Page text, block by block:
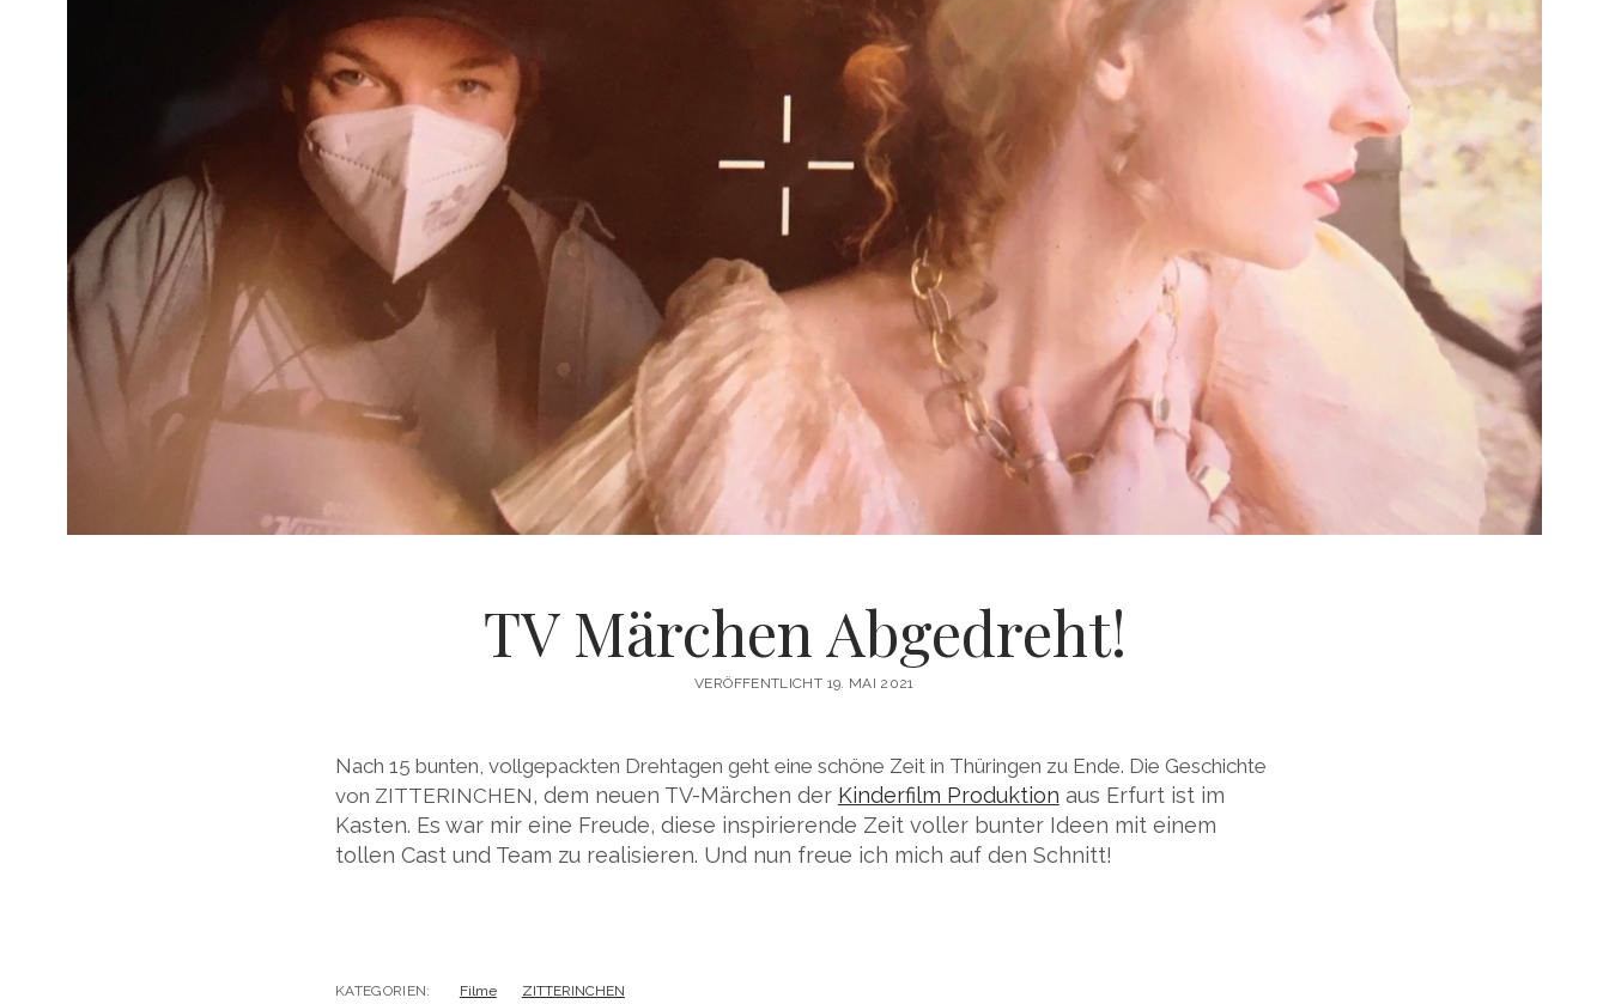
TV Märchen Abgedreht!
VERÖFFENTLICHT 19. MAI 2021
Nach 15 bunten, vollgepackten Drehtagen geht eine schöne Zeit in Thüringen zu Ende. Die Geschichte
von ZITTERINCHEN, dem neuen TV-Märchen der Kinderfilm Produktion aus Erfurt ist im
Kasten. Es war mir eine Freude, diese inspirierende Zeit voller bunter Ideen mit einem
tollen Cast und Team zu realisieren. Und nun freue ich mich auf den Schnitt!
KATEGORIEN: Filme ZITTERINCHEN